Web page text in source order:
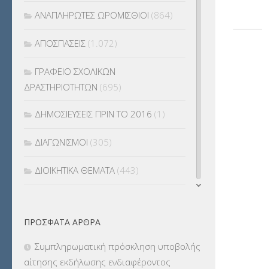
ΑΝΑΠΛΗΡΩΤΕΣ ΩΡΟΜΙΣΘΙΟΙ (864)
ΑΠΟΣΠΑΣΕΙΣ (1.072)
ΓΡΑΦΕΙΟ ΣΧΟΛΙΚΩΝ
ΔΡΑΣΤΗΡΙΟΤΗΤΩΝ (695)
ΔΗΜΟΣΙΕΥΣΕΙΣ ΠΡΙΝ ΤΟ 2016 (1)
ΔΙΑΓΩΝΙΣΜΟΙ (305)
ΔΙΟΙΚΗΤΙΚΑ ΘΕΜΑΤΑ (443)
ΕΚΔΡΟΜΕΣ(7.354)
ΕΚΠΑΙΔΕΥΤΙΚΑ ΘΕΜΑΤΑ (2.824)
ΠΡΌΣΦΑΤΑ ΆΡΘΡΑ
Συμπληρωματική πρόσκληση υποβολής
αίτησης εκδήλωσης ενδιαφέροντος